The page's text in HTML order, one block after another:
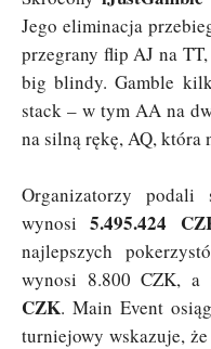
Jego eliminacja
przegrany flip AJ na
big blindy. Gamble
stack – w tym AA na
na silną rękę, AQ, która
Organizatorzy podali
wynosi5.495.424
najlepszych
wynosi 8.800 CZK, a
CZK. Main Event
turniejowy wskazuje,